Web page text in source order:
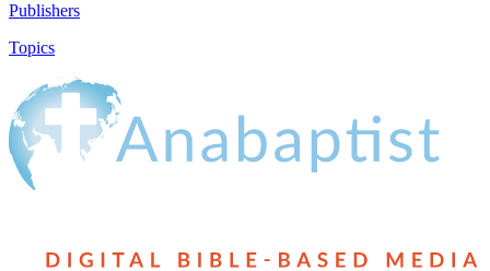
Publishers
Topics